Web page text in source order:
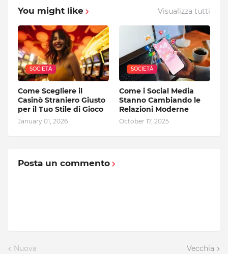
You might like Visualizza tutti
SOCIETÀ
Come Scegliere il
Casinò Straniero Giusto
per il Tuo Stile di Gioco
January 01, 2026
SOCIETÀ
Come i Social Media
Stanno Cambiando le
Relazioni Moderne
October 17, 2025
Posta un commento
Nuova Vecchia